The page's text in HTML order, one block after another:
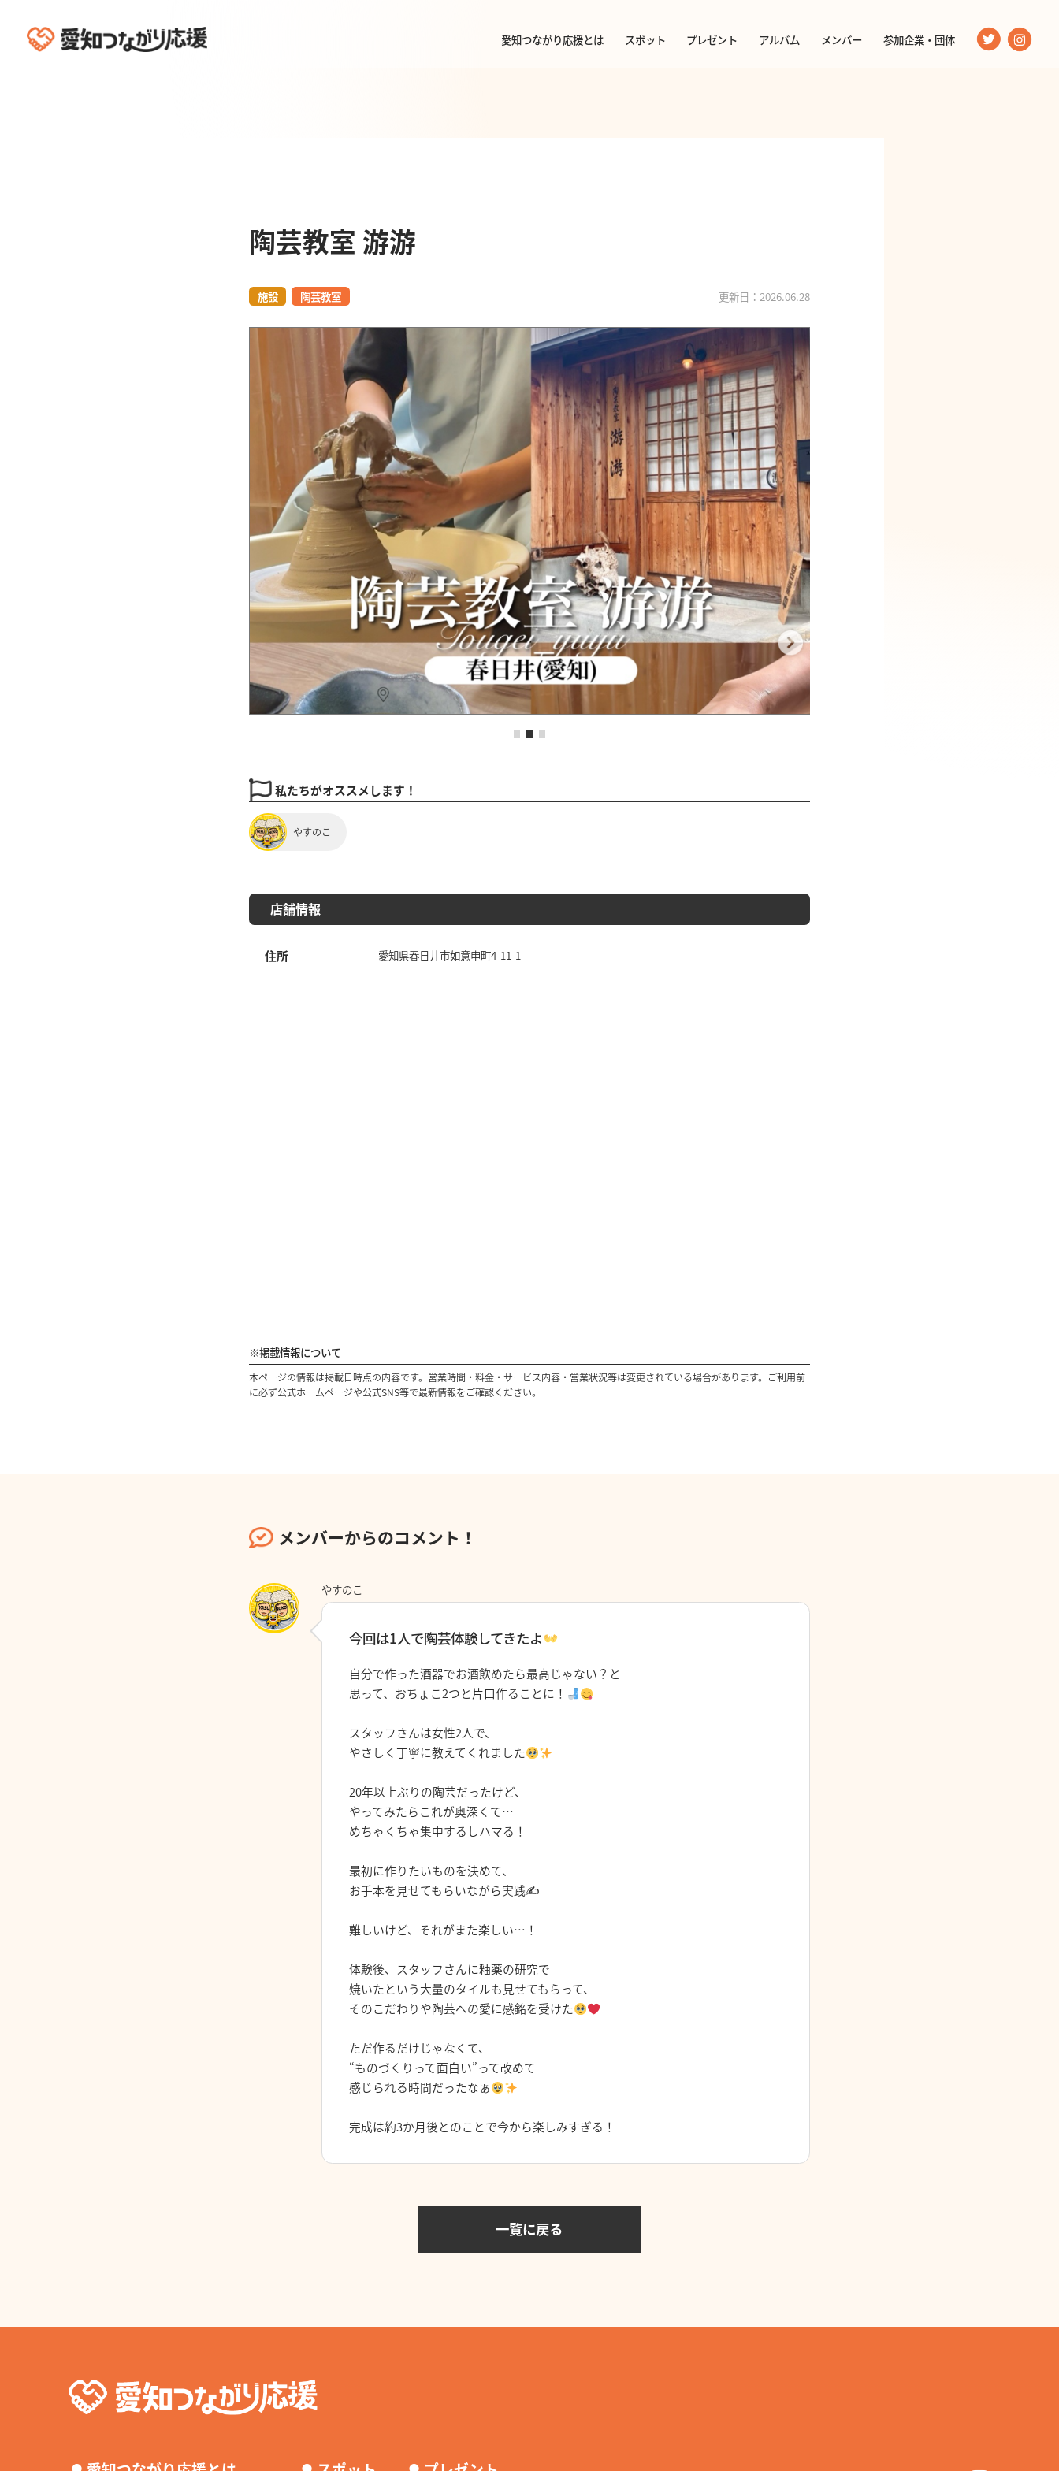
愛知つながり応援とは スポット プレゼント アルバム メンバー 参加企業・団体
陶芸教室 游游
施設 陶芸教室 更新日：2026.06.28
私たちがオススメします！
やすのこ
店舗情報
住所 愛知県春日井市如意申町4-11-1
※掲載情報について
本ページの情報は掲載日時点の内容です。営業時間・料金・サービス内容・営業状況等は変更されている場合があります。ご利用前
に必ず公式ホームページや公式SNS等で最新情報をご確認ください。
メンバーからのコメント！
やすのこ
今回は1人で陶芸体験してきたよ
自分で作った酒器でお酒飲めたら最高じゃない？と
思って、おちょこ2つと片口作ることに！
スタッフさんは女性2人で、
やさしく丁寧に教えてくれました
20年以上ぶりの陶芸だったけど、
やってみたらこれが奥深くて…
めちゃくちゃ集中するしハマる！
最初に作りたいものを決めて、
お手本を見せてもらいながら実践✍️
難しいけど、それがまた楽しい…！
体験後、スタッフさんに釉薬の研究で
焼いたという大量のタイルも見せてもらって、
そのこだわりや陶芸への愛に感銘を受けた
ただ作るだけじゃなくて、
“ものづくりって面白い”って改めて
感じられる時間だったなぁ
完成は約3か月後とのことで今から楽しみすぎる！
一覧に戻る